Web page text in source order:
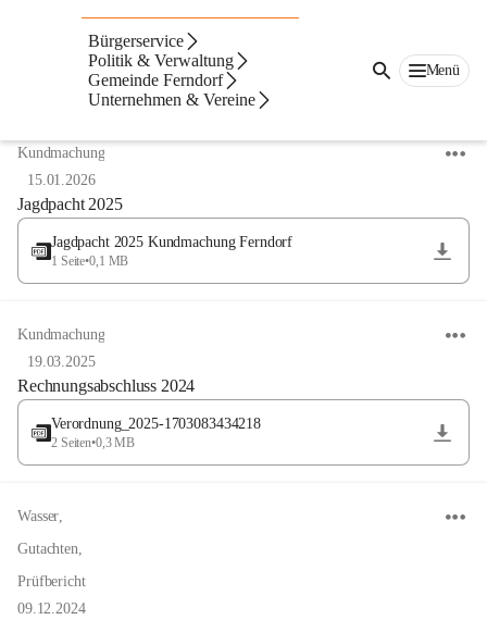
Bürgerservice
Politik & Verwaltung
Gemeinde Ferndorf
Unternehmen & Vereine
Menü
Anzeigeart
Kundmachung
15.01.2026
Jagdpacht 2025
Jagdpacht 2025 Kundmachung Ferndorf
1 Seite•0,1 MB
Kundmachung
19.03.2025
Rechnungsabschluss 2024
Verordnung_2025-1703083434218
2 Seiten•0,3 MB
Wasser,
Gutachten,
Prüfbericht
09.12.2024